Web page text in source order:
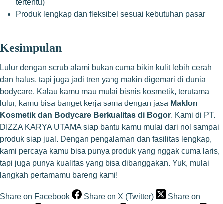
tertentu)
Produk lengkap dan fleksibel sesuai kebutuhan pasar
Kesimpulan
Lulur dengan scrub alami bukan cuma bikin kulit lebih cerah
dan halus, tapi juga jadi tren yang makin digemari di dunia
bodycare. Kalau kamu mau mulai bisnis kosmetik, terutama
lulur, kamu bisa banget kerja sama dengan jasa Maklon
Kosmetik dan Bodycare Berkualitas di Bogor. Kami di PT.
DIZZA KARYA UTAMA siap bantu kamu mulai dari nol sampai
produk siap jual. Dengan pengalaman dan fasilitas lengkap,
kami percaya kamu bisa punya produk yang nggak cuma laris,
tapi juga punya kualitas yang bisa dibanggakan. Yuk, mulai
langkah pertamamu bareng kami!
Share on Facebook Share on X (Twitter)
Share on